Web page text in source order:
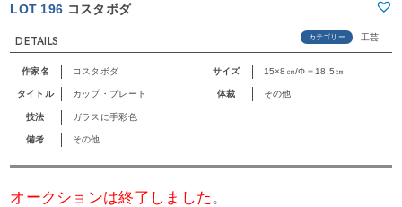
LOT 196 コスタボダ
DETAILS カテゴリー 工芸
作家名 コスタボダ サイズ 15×8㎝/Φ＝18.5㎝
タイトル カップ・プレート 体裁 その他
技法 ガラスに手彩色
備考 その他
オークションは終了しました。